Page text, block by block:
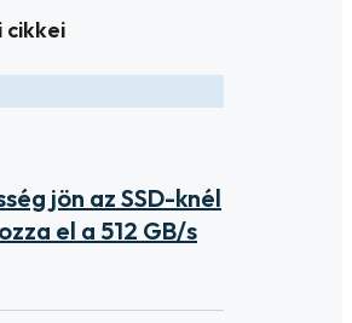
cikkei
jön az SSD-knél
el a 512 GB/s